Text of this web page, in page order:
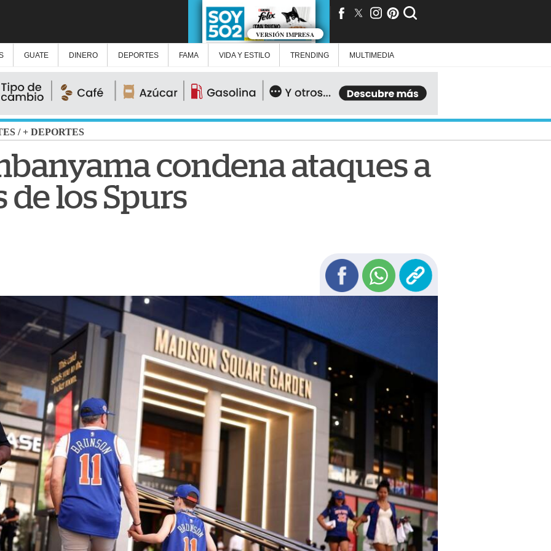
VERSIÓN IMPRESA
GUATE DINERO DEPORTES FAMA VIDA Y ESTILO TRENDING MULTIMEDIA
/+ DEPORTES
condena ataques a
los Spurs